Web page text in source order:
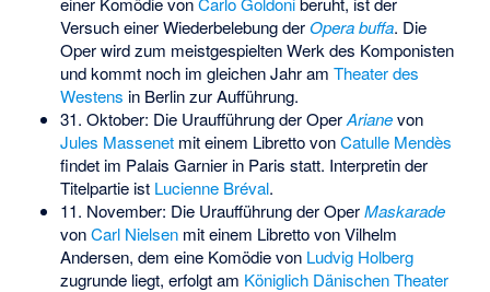
Versuch einer Wiederbelebung derOpera buffa. Die
Oper wird zum meistgespielten Werk des Komponisten
und kommt noch im gleichen Jahr am Theater des
Westens in Berlin zur Aufführung.
31. Oktober: Die Uraufführung der OperArianevon
Jules Massenetmit einem Libretto vonCatulle Mendès
findet im Palais Garnierin Paris statt. Interpretin der
Titelpartie ist Lucienne Bréval.
11. November: Die Uraufführung der OperMaskarade
vonCarl Nielsenmit einem Libretto vonVilhelm
Andersen, dem eine Komödie von Ludvig Holberg
zugrunde liegt, erfolgt am Königlich Dänischen Theater